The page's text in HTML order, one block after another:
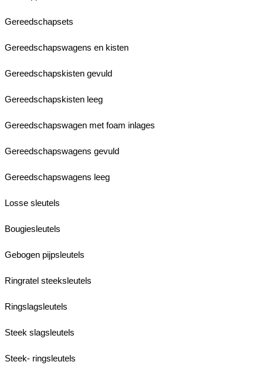
Gereedschapsets
Gereedschapswagens en kisten
Gereedschapskisten gevuld
Gereedschapskisten leeg
Gereedschapswagen met foam inlages
Gereedschapswagens gevuld
Gereedschapswagens leeg
Losse sleutels
Bougiesleutels
Gebogen pijpsleutels
Ringratel steeksleutels
Ringslagsleutels
Steek slagsleutels
Steek- ringsleutels